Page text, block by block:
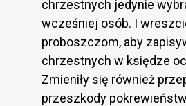
chrzestnych jedynie
wcześniej osób. I
proboszczom, aby
chrzestnych w księdze
Zmieniły się również
przeszkody